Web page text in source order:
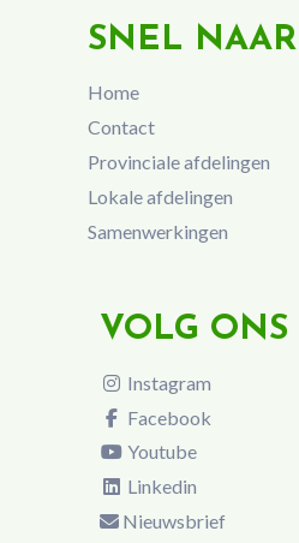
SNEL NAAR
Home
Contact
Provinciale afdelingen
Lokale afdelingen
Samenwerkingen
VOLG ONS
Instagram
Facebook
Youtube
Linkedin
Nieuwsbrief